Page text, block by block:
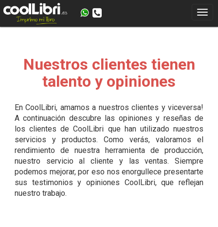
Nuestros clientes tienen
talento y opiniones
En CoolLibri, amamos a nuestros clientes y viceversa!
A continuación descubre las opiniones y reseñas de
los clientes de CoolLibri que han utilizado nuestros
servicios y productos. Como verás, valoramos el
rendimiento de nuestra herramienta de producción,
nuestro servicio al cliente y las ventas. Siempre
podemos mejorar, por eso nos enorgullece presentarte
sus testimonios y opiniones CoolLibri, que reflejan
nuestro trabajo.